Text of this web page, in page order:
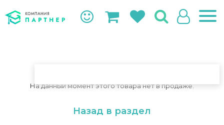
На данный момент этого товара нет в продаже.
Назад в раздел